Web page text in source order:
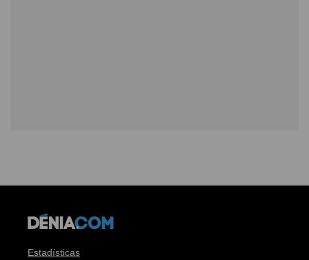
Estadísticas